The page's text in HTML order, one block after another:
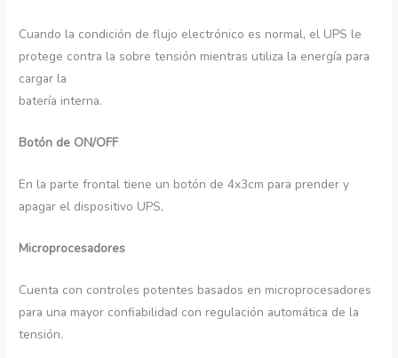
Cuando la condición de flujo electrónico es normal, el UPS le
protege contra la sobre tensión mientras utiliza la energía para
cargar la
batería interna.
Botón de ON/OFF
En la parte frontal tiene un botón de 4x3cm para prender y
apagar el dispositivo UPS,
Microprocesadores
Cuenta con controles potentes basados en microprocesadores
para una mayor confiabilidad con regulación automática de la
tensión.